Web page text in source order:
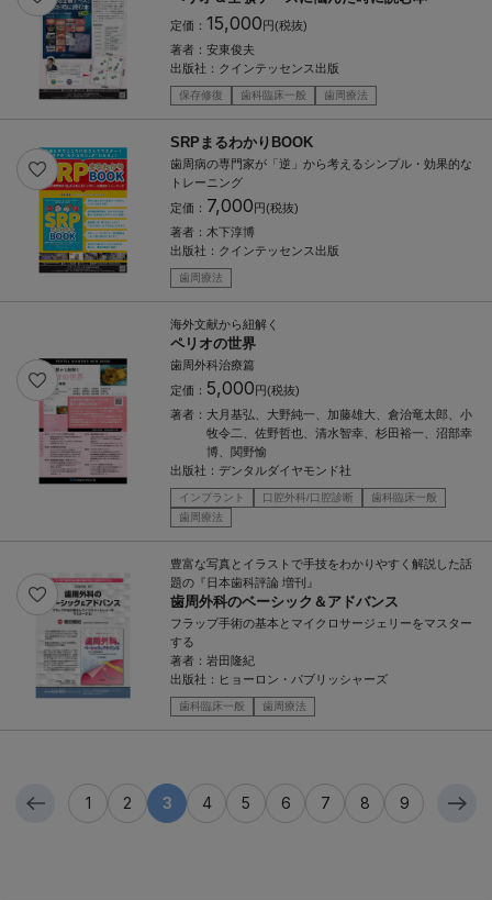
定価： 15,000円(税抜)
著者： 安東俊夫
出版社： クインテッセンス出版
保存修復 歯科臨床一般 歯周療法
SRPまるわかりBOOK
歯周病の専門家が「逆」から考えるシンプル・効果的な
トレーニング
定価： 7,000円(税抜)
著者： 木下淳博
出版社： クインテッセンス出版
歯周療法
海外文献から紐解く
ペリオの世界
歯周外科治療篇
定価： 5,000円(税抜)
著者： 大月基弘、大野純一、加藤雄大、倉治竜太郎、小
牧令二、佐野哲也、清水智幸、杉田裕一、沼部幸
博、関野愉
出版社： デンタルダイヤモンド社
インプラント 口腔外科/口腔診断
歯科臨床一般
歯周療法
豊富な写真とイラストで手技をわかりやすく解説した話
題の『日本歯科評論 増刊』
歯周外科のベーシック＆アドバンス
フラップ手術の基本とマイクロサージェリーをマスター
する
著者： 岩田隆紀
出版社： ヒョーロン・パブリッシャーズ
歯科臨床一般 歯周療法
1 2 3 4 5 6 7 8 9